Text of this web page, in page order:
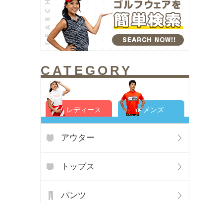
CATEGORY
レディース メンズ
アウター
トップス
パンツ